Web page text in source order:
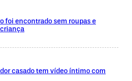
foi encontrado sem roupas e
casado tem vídeo íntimo com